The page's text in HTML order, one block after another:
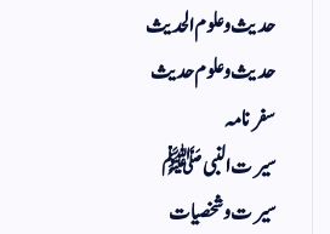
حدیث و علوم الحدیث
حدیث و علوم حدیث
سفر نامہ
سیرت النبی ﷺ
سیرت و شخصیات